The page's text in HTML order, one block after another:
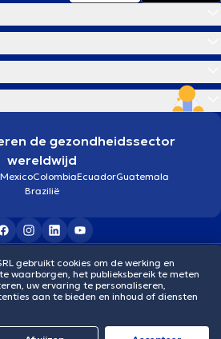
de gezondheidssector
wereldwijd
MexicoColombiaEcuadorGuatemala
Brazilië
CookiesPrivacybeleid
doctoranytime
gebruikt cookies om de werking en
waarborgen, het publieksbereik te meten
uw ervaring te personaliseren,
aan te bieden en inhoud of diensten